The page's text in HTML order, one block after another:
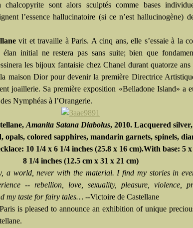
sont alors sculptés comme bases
l’essence hallucinatoire (si ce n’est hallucinogène)
vit et travaille à Paris. A cinq ans, elle s’essaie à la
initial ne restera pas sans suite; bien que
les bijoux fantaisie chez Chanel durant quatorze ans
maison Dior pour devenir la première Directrice
joaillerie. Sa première exposition «Belladone Island» a
Nymphéas à l’Orangerie.
AmanitaSatana Diabolus, 2010. Lacquered
opals, colored sapphires, mandarin garnets, spinels,
10 1/4 x 6 1/4 inches (25.8 x 16 cm).With base: 5
8 1/4 inches (12.5 cm x 31 x 21 cm)
a world, never with the material. I find my stories in
-- rebellion, love, sexuality, pleasure, violence,
my taste for fairy tales… --Victoire de Castellane
is pleased to announce an exhibition of unique